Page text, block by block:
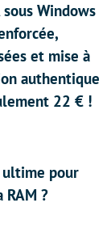
sous Windows
et mise à
authentique
22 € !
ultime pour
?